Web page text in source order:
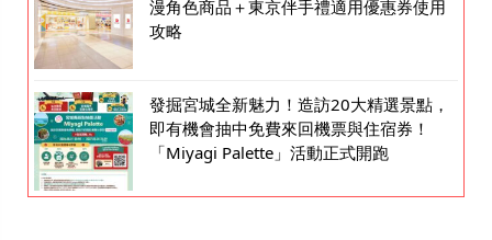
漫角色商品＋東京伴手禮適用優惠券使用
攻略
發掘宮城全新魅力！造訪20大精選景點，
即有機會抽中免費來回機票與住宿券！
「Miyagi Palette」活動正式開跑